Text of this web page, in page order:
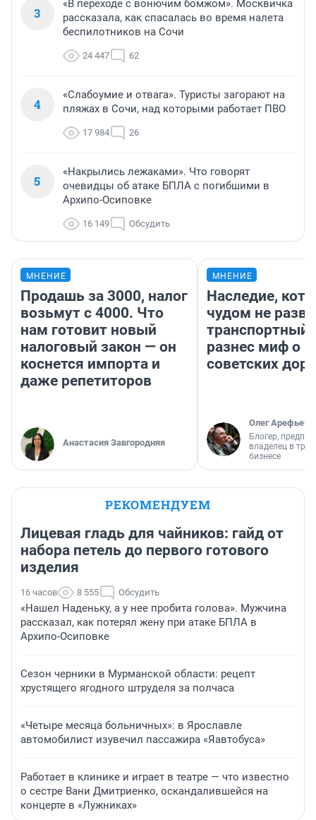
3
«В переходе с вонючим бомжом». Москвичка
рассказала, как спасалась во время налета
беспилотников на Сочи
24 447 62
4
«Слабоумие и отвага». Туристы загорают на
пляжах в Сочи, над которыми работает ПВО
17 984 26
5
«Накрылись лежаками». Что говорят
очевидцы об атаке БПЛА с погибшими в
Архипо-Осиповке
16 149 Обсудить
МНЕНИЕ
Продашь за 3000, налог
возьмут с 4000. Что
нам готовит новый
налоговый закон — он
коснется импорта и
даже репетиторов
Анастасия Завгородняя
МНЕНИЕ
Наследие,
чудом не
транспортный
разнес миф о
советских
Олег Арефьев
Блогер,
владелец в
бизнесе
РЕКОМЕНДУЕМ
Лицевая гладь для чайников: гайд от
набора петель до первого готового
изделия
16 часов 8 555 Обсудить
«Нашел Наденьку, а у нее пробита голова». Мужчина
рассказал, как потерял жену при атаке БПЛА в
Архипо-Осиповке
Сезон черники в Мурманской области: рецепт
хрустящего ягодного штруделя за полчаса
«Четыре месяца больничных»: в Ярославле
автомобилист изувечил пассажира «Яавтобуса»
Работает в клинике и играет в театре — что известно
о сестре Вани Дмитриенко, оскандалившейся на
концерте в «Лужниках»